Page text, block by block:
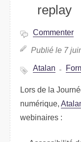
replay
Commenter
Publié le 7
Atalan
Lors de la
numérique,
webinaires :